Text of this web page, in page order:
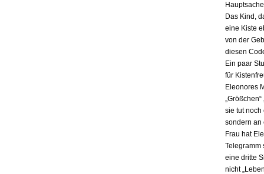
Das Kind,
eine Kiste
von der
diesen
Ein paar
für
Eleonores
sie tut noch
sondern an
Frau hat
Telegramm
eine dritte
nicht